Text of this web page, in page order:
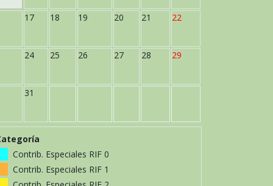
17 18 19 20 21 22
24 25 26 27 28 29
31
Contrib. Especiales RIF 0
Contrib. Especiales RIF 1